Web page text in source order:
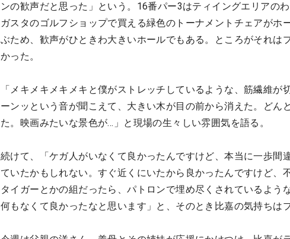
ンの歓声だと思った」という。16番パー3はティイングエリアの
ガスタのゴルフショップで買える緑色のトーナメントチェアがホ
ぶため、歓声がひときわ大きいホールでもある。ところがそれは
かった。
「メキメキメキメキと僕がストレッチしているような、筋繊維が
ーンッという音が聞こえて、大きい木が目の前から消えた。どん
た。映画みたいな景色が…」と現場の生々しい雰囲気を語る。
続けて、「ケガ人がいなくて良かったんですけど、本当に一歩間
ていたかもしれない。すぐ近くにいたから良かったんですけど、
タイガーとかの組だったら、パトロンで埋め尽くされているよう
何もなくて良かったなと思います」と、そのとき比嘉の気持ちは